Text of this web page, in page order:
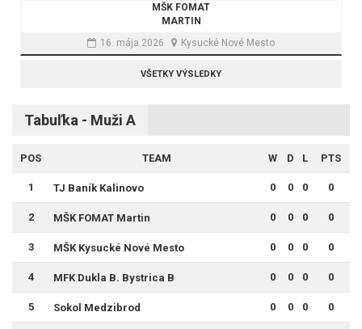
MŠK FOMAT
MARTIN
16. mája 2026
Kysucké Nové Mesto
VŠETKY VÝSLEDKY
Tabuľka - Muži A
POS TEAM W D L PTS
1 TJ Baník Kalinovo 0 0 0 0
2 MŠK FOMAT Martin 0 0 0 0
3 MŠK Kysucké Nové Mesto 0 0 0 0
4 MFK Dukla B. Bystrica B 0 0 0 0
5 Sokol Medzibrod 0 0 0 0